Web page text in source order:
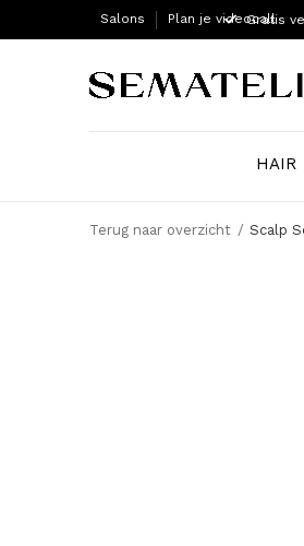
HAIR
Gratis
Salons Plan je videocall
Terug naar overzicht Scalp